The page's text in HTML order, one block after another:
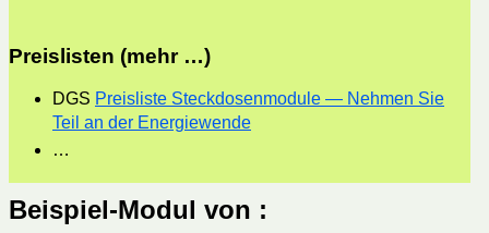
Preislisten (mehr …)
DGS Preisliste Steckdosenmodule — Nehmen Sie
Teil an der Energiewende
…
Beispiel-Modul von :